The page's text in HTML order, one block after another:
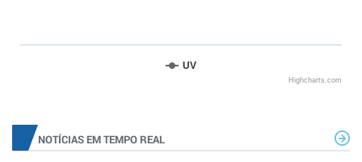
UV
Highcharts.com
NOTÍCIAS EM TEMPO REAL